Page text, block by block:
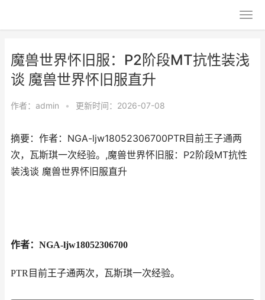
魔兽世界怀旧服：P2阶段MT抗性装浅
谈 魔兽世界怀旧服直升
作者： admin • 更新时间：2026-07-08
摘要：作者：NGA-ljw18052306700PTR目前王子通两
次，瓦斯琪一次经验。,魔兽世界怀旧服：P2阶段MT抗性
装浅谈 魔兽世界怀旧服直升
作者：NGA-ljw18052306700
PTR目前王子通两次，瓦斯琪一次经验。